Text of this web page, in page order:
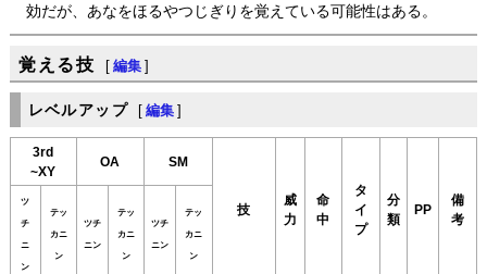
効だが、あなをほるやつじぎりを覚えている可能性はある。
覚える技 [ 編集 ]
レベルアップ [ 編集 ]
3rd
~XY
OA SM
技
威
力
命
中
タ
イ
プ
分
類
PP
備
考
ツ
チ
ニ
ン
テッ
カニ
ン
ツチ
ニン
テッ
カニ
ン
ツチ
ニン
テッ
カニ
ン